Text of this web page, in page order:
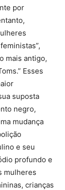
por
mais antigo,
Esses
suposta
negro,
mudança
e seu
profundo e
mulheres
crianças